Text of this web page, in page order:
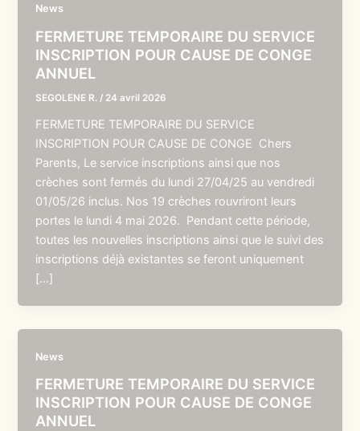
News
FERMETURE TEMPORAIRE DU SERVICE
INSCRIPTION POUR CAUSE DE CONGE
ANNUEL
SEGOLENE R. / 24 avril 2026
FERMETURE TEMPORAIRE DU SERVICE
INSCRIPTION POUR CAUSE DE CONGE Chers
Parents, Le service inscriptions ainsi que nos
crèches sont fermés du lundi 27/04/25 au vendredi
01/05/26 inclus. Nos 19 crèches rouvriront leurs
portes le lundi 4 mai 2026. Pendant cette période,
toutes les nouvelles inscriptions ainsi que le suivi des
inscriptions déjà existantes se feront uniquement
[…]
News
FERMETURE TEMPORAIRE DU SERVICE
INSCRIPTION POUR CAUSE DE CONGE
ANNUEL